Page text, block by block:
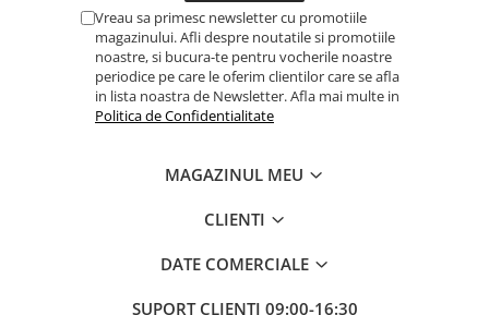
Vreau sa primesc newsletter cu promotiile
magazinului. Afli despre noutatile si promotiile
noastre, si bucura-te pentru vocherile noastre
periodice pe care le oferim clientilor care se afla
in lista noastra de Newsletter. Afla mai multe in
Politica de Confidentialitate
MAGAZINUL MEU
CLIENTI
DATE COMERCIALE
SUPORT CLIENTI 09:00-16:30